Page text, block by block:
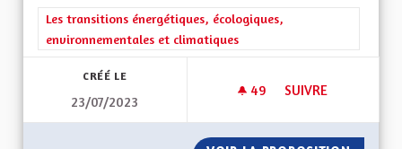
Filtrer les résultats de la catégorie : Les transitions
Les transitions énergétiques, écologiques,
environnementales et climatiques
CRÉÉ LE
23/07/2023
49 49 ABONNÉS
SUIVRE